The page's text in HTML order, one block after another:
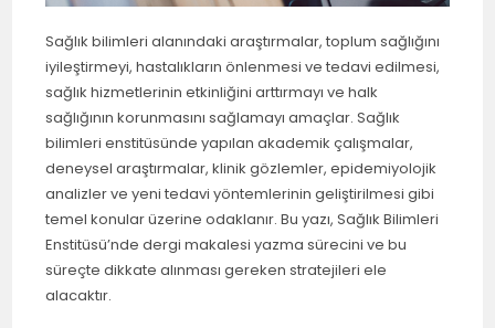
Sağlık bilimleri alanındaki araştırmalar, toplum sağlığını
iyileştirmeyi, hastalıkların önlenmesi ve tedavi edilmesi,
sağlık hizmetlerinin etkinliğini arttırmayı ve halk
sağlığının korunmasını sağlamayı amaçlar. Sağlık
bilimleri enstitüsünde yapılan akademik çalışmalar,
deneysel araştırmalar, klinik gözlemler, epidemiyolojik
analizler ve yeni tedavi yöntemlerinin geliştirilmesi gibi
temel konular üzerine odaklanır. Bu yazı, Sağlık Bilimleri
Enstitüsü’nde dergi makalesi yazma sürecini ve bu
süreçte dikkate alınması gereken stratejileri ele
alacaktır.